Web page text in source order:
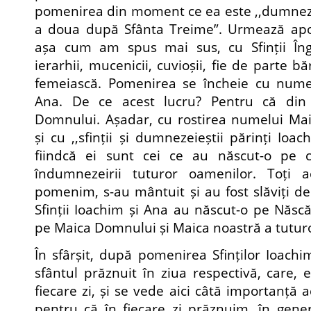
pomenirea din moment ce ea este
a doua după Sfânta Treime”. Urmează
așa cum am spus mai sus, cu Sfinții
ierarhii, mucenicii, cuvioșii, fie de parte
femeiască. Pomenirea se încheie cu
Ana. De ce acest lucru? Pentru că
Domnului. Așadar, cu rostirea numelui
și cu ,,sfinții și dumnezeieștii părinți
fiindcă ei sunt cei ce au născut-o pe
îndumnezeirii tuturor oamenilor. Toți
pomenim, s-au mântuit și au fost slăviți
Sfinții Ioachim și Ana au născut-o pe
pe Maica Domnului și Maica noastră a
În sfârșit, după pomenirea Sfinților
sfântul prăznuit în ziua respectivă, care,
fiecare zi, și se vede aici câtă importanță